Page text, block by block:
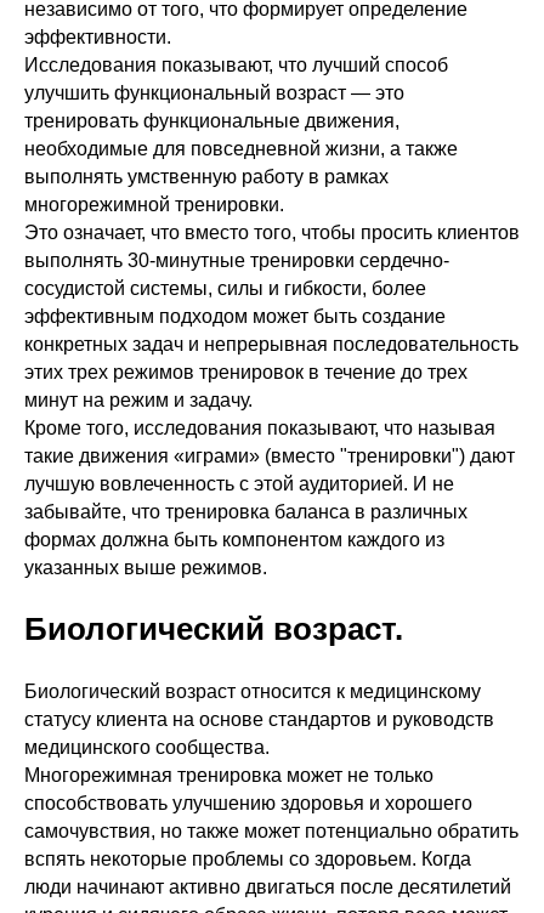
независимо от того, что формирует определение
эффективности.
Исследования показывают, что лучший способ
улучшить функциональный возраст — это
тренировать функциональные движения,
необходимые для повседневной жизни, а также
выполнять умственную работу в рамках
многорежимной тренировки.
Это означает, что вместо того, чтобы просить клиентов
выполнять 30-минутные тренировки сердечно-
сосудистой системы, силы и гибкости, более
эффективным подходом может быть создание
конкретных задач и непрерывная последовательность
этих трех режимов тренировок в течение до трех
минут на режим и задачу.
Кроме того, исследования показывают, что называя
такие движения «играми» (вместо "тренировки") дают
лучшую вовлеченность с этой аудиторией. И не
забывайте, что тренировка баланса в различных
формах должна быть компонентом каждого из
указанных выше режимов.
Биологический возраст.
Биологический возраст относится к медицинскому
статусу клиента на основе стандартов и руководств
медицинского сообщества.
Многорежимная тренировка может не только
способствовать улучшению здоровья и хорошего
самочувствия, но также может потенциально обратить
вспять некоторые проблемы со здоровьем. Когда
люди начинают активно двигаться после десятилетий